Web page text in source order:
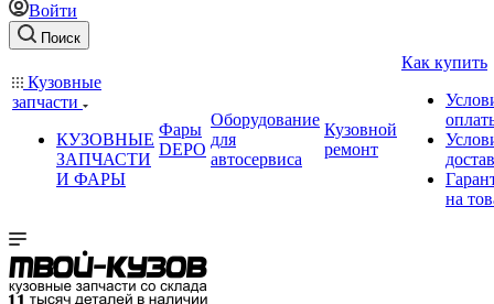
Войти
Поиск
Кузовные
запчасти
КУЗОВНЫЕ
ЗАПЧАСТИ
И ФАРЫ
Фары
DEPO
Оборудование
для
автосервиса
Кузовной
ремонт
Как купить
на